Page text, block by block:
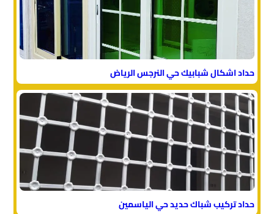
حداد اشكال شبابيك حي النرجس الرياض
حداد تركيب شباك حديد حي الياسمين